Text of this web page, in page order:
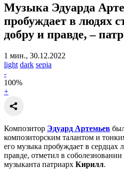
Музыка Эдуарда
пробуждает в людях
добру и правде, –
1 мин., 30.12.2022
light dark sepia
-
100%
+
Композитор Эдуард Артемьев
композиторским талантом и
его музыка пробуждает в сердцах
правде, отметил в соболезновании
музыканта патриарх Кирилл.